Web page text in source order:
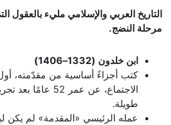
التاريخ العربي والإسلامي مليء بالعقول
مرحلة النضج.
ابن خلدون (1332–1406)
كتب أجزاءً أساسية من مقدّمته،
الاجتماع، عن عمر
طويلة.
عمله الرئيسي «المقدمة» لم يكن